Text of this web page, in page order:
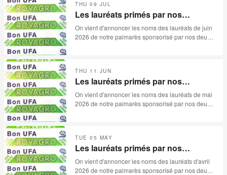
sécheresse s’est invitée aux festivités de la «
30ème mise des Reussilles ». Catalogue de 78
lots, avec quelques absences, et surtout beaucoup
trop d’invendues, les paysans jurassiens ne
méritaient pas ça.
THU 09 JUL
Les lauréats primés par nos
sponsors pour le mois de juin 2026
On vient d'annoncer les noms des lauréats de juin
2026 de notre palmarès sponsorisé par nos deux
THU 11 JUN
Les lauréats primés par nos
sponsors pour le mois de mai 2026
On vient d'annoncer les noms des lauréats de mai
2026 de notre palmarès sponsorisé par nos deux
TUE 05 MAY
Les lauréats primés par nos
sponsors pour le mois d'avril 2026
On vient d'annoncer les noms des lauréats d'avril
2026 de notre palmarès sponsorisé par nos deux